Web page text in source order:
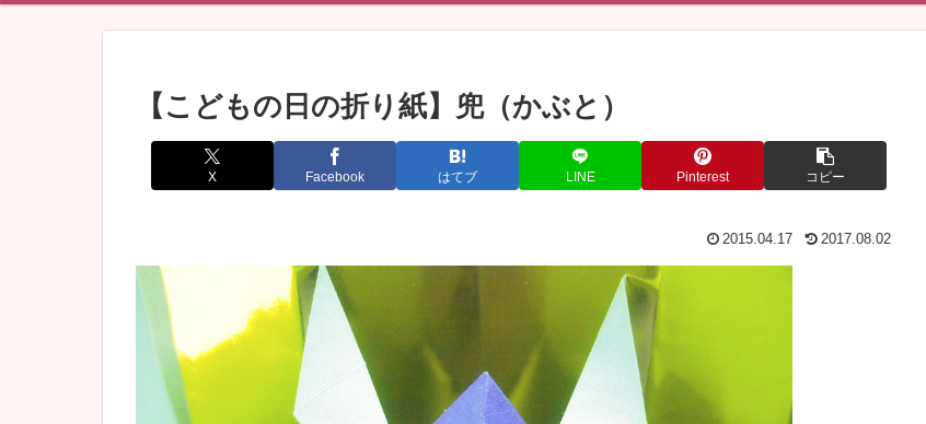
【こどもの日の折り紙】兜（かぶと）
X Facebook はてブ LINE Pinterest コピー
2015.04.17 2017.08.02